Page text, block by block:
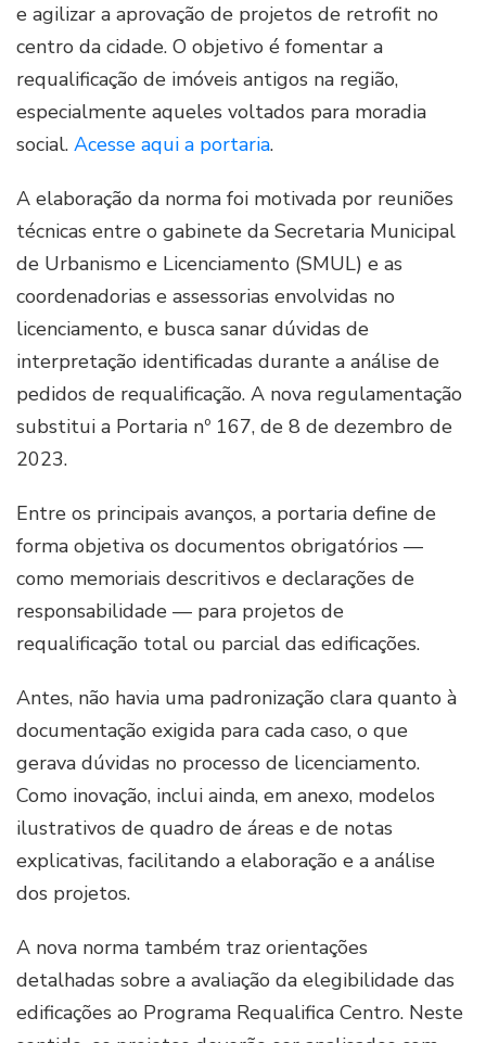
e agilizar a aprovação de projetos de retrofit no
centro da cidade. O objetivo é fomentar a
requalificação de imóveis antigos na região,
especialmente aqueles voltados para moradia
social. Acesse aqui a portaria.
A elaboração da norma foi motivada por reuniões
técnicas entre o gabinete da Secretaria Municipal
de Urbanismo e Licenciamento (SMUL) e as
coordenadorias e assessorias envolvidas no
licenciamento, e busca sanar dúvidas de
interpretação identificadas durante a análise de
pedidos de requalificação. A nova regulamentação
substitui a Portaria nº 167, de 8 de dezembro de
2023.
Entre os principais avanços, a portaria define de
forma objetiva os documentos obrigatórios —
como memoriais descritivos e declarações de
responsabilidade — para projetos de
requalificação total ou parcial das edificações.
Antes, não havia uma padronização clara quanto à
documentação exigida para cada caso, o que
gerava dúvidas no processo de licenciamento.
Como inovação, inclui ainda, em anexo, modelos
ilustrativos de quadro de áreas e de notas
explicativas, facilitando a elaboração e a análise
dos projetos.
A nova norma também traz orientações
detalhadas sobre a avaliação da elegibilidade das
edificações ao Programa Requalifica Centro. Neste